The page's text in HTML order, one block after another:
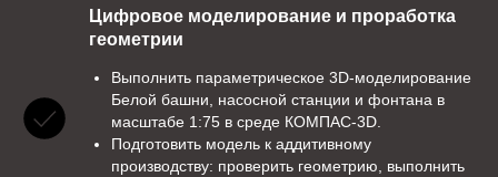
Цифровое моделирование и проработка
геометрии
Выполнить параметрическое 3D-моделирование
Белой башни, насосной станции и фонтана в
масштабе 1:75 в среде КОМПАС-3D.
Подготовить модель к аддитивному
производству: проверить геометрию, выполнить